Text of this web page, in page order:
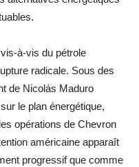
à-vis du pétrole
radicale. Sous des
de Nicolás Maduro
le plan énergétique,
opérations de Chevron
américaine apparaît
progressif que comme